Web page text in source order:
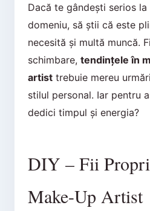
Dacă te gândești serios
domeniu, să știi că este
necesită și multă muncă.
schimbare, tendințele în
artisttrebuie mereu
stilul personal. Iar pentru
dedici timpul și energia?
DIY – Fii
Make-Up Artist